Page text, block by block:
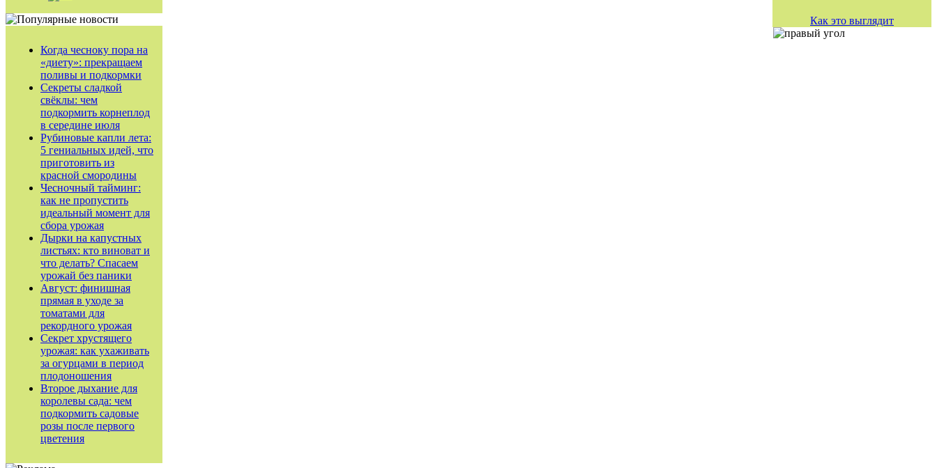
Когда чесноку пора на
«диету»: прекращаем
поливы и подкормки
Секреты сладкой
свёклы: чем
подкормить корнеплод
в середине июля
Рубиновые капли лета:
5 гениальных идей, что
приготовить из
красной смородины
Чесночный тайминг:
как не пропустить
идеальный момент для
сбора урожая
Дырки на капустных
листьях: кто виноват и
что делать? Спасаем
урожай без паники
Август: финишная
прямая в уходе за
томатами для
рекордного урожая
Секрет хрустящего
урожая: как ухаживать
за огурцами в период
плодоношения
Второе дыхание для
королевы сада: чем
подкормить садовые
розы после первого
цветения
Как это выглядит